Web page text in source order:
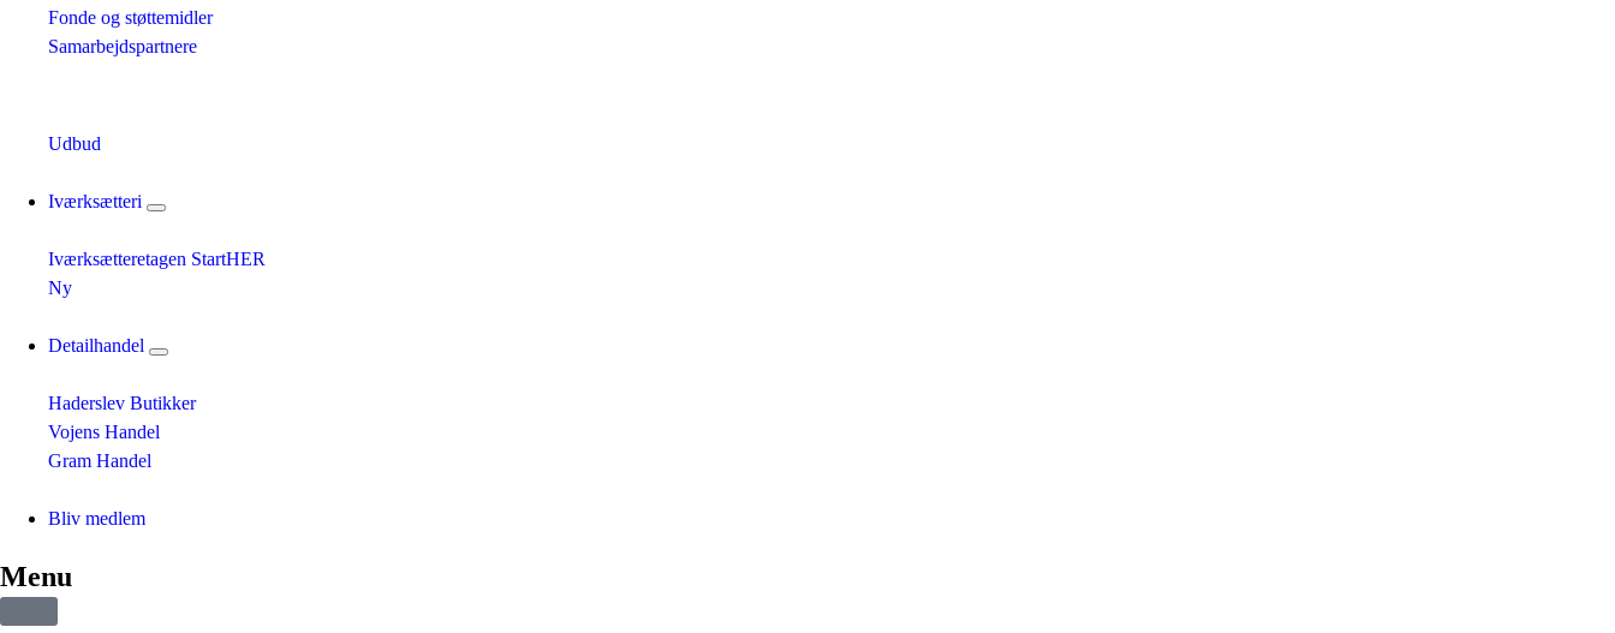
Fonde og støttemidler
Samarbejdspartnere
Udbud
Iværksætteri
Iværksætteretagen StartHER
Ny
Detailhandel
Haderslev Butikker
Vojens Handel
Gram Handel
Bliv medlem
Menu